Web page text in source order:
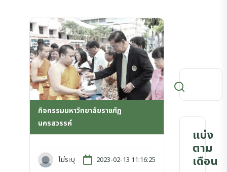
กิจกรรมมหาวิทยาลัยราชภัฏ
นครสวรรค์
ไม่ระบุ 2023-02-13 11:16:25
แบ่ง
ตาม
เดือน